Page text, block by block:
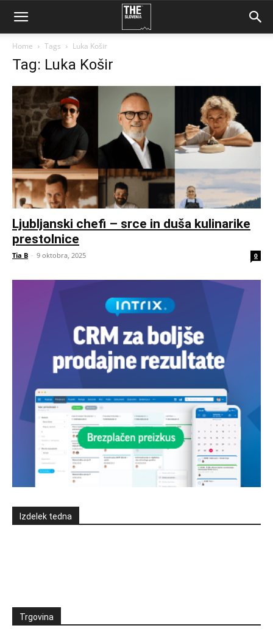
Home Tags Luka Košir
Tag: Luka Košir
Ljubljanski chefi – srce in duša kulinarike
prestolnice
Tia B - 9 oktobra, 2025 0
Izdelek tedna
Trgovina